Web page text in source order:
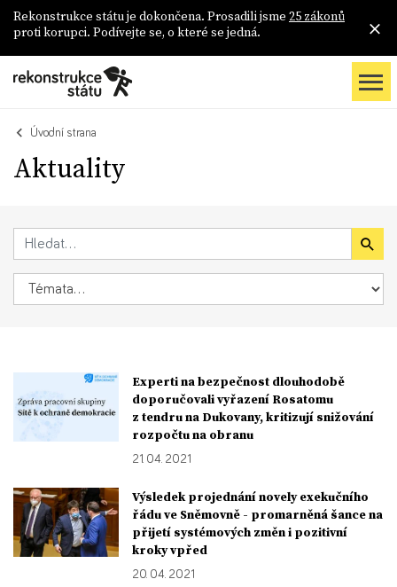
Rekonstrukce státu je dokončena. Prosadili jsme 25 zákonů
proti korupci. Podívejte se, o které se jedná.
Úvodní strana
Aktuality
Experti na bezpečnost dlouhodobě
doporučovali vyřazení Rosatomu
z tendru na Dukovany, kritizují snižování
rozpočtu na obranu
21. 04. 2021
Výsledek projednání novely exekučního
řádu ve Sněmovně - promarněná šance na
přijetí systémových změn i pozitivní
kroky vpřed
20. 04. 2021